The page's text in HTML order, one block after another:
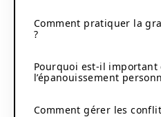
Comment pratiquer la
?
Pourquoi est-il
l’épanouissement
Comment gérer les